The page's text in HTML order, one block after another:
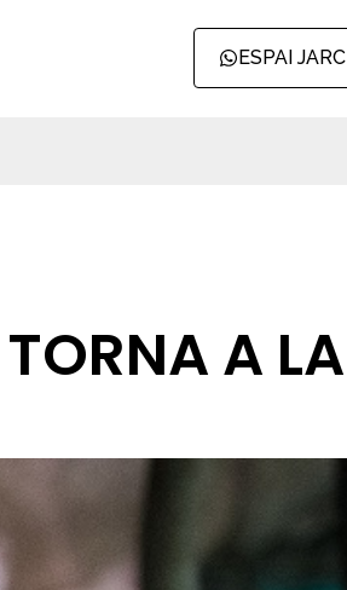
ESPAI JARC
A LA